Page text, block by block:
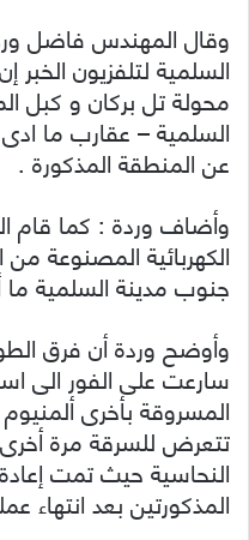
وقال المهندس فاضل
السلمية لتلفزيون
محولة تل بركان و كبل
السلمية – عقارب ما ادى
عن المنطقة المذكورة .
وأضاف وردة : كما قام
الكهربائية المصنوعة
جنوب مدينة السلمية ما
وأوضح وردة أن فرق
سارعت على الفور الى
المسروقة بأخرى
تتعرض للسرقة مرة
النحاسية حيث تمت إعادة
المذكورتين بعد انتهاء